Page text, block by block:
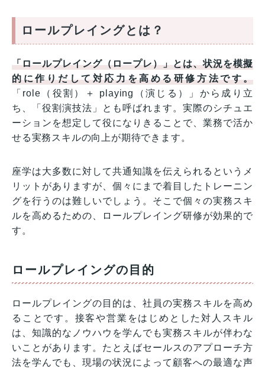
ロールプレイングとは？
「ロールプレイング（ロープレ）」とは、状況を模擬
的に作りだして対応力を高める研修方法です。
「role（役割）＋ playing（演じる）」から成り立
ち、「役割演技法」とも呼ばれます。実際のシチュエ
ーションを想定して役になりきることで、業務で活か
せる実務スキルの向上が期待できます。
座学は大多数に対して共通知識を伝えられるというメ
リットがありますが、個々にまで着目したトレーニン
グを行うのは難しいでしょう。そこで個々の実務スキ
ルを高めるための、ロールプレイング研修が効果的で
す。
ロールプレイングの目的
ロールプレイングの目的は、社員の実務スキルを高め
ることです。接客や営業をはじめとした対人スキル
は、知識的なノウハウを学んでも実務スキルが伴わな
いことがあります。たとえばセールスのアプローチ方
法を学んでも、現場の状況によって顧客への最適な声